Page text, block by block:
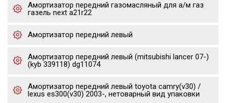
Амортизатор передний газомасляный для а/м газ
газель next a21r22
Амортизатор передний левый
Амортизатор передний левый (mitsubishi lancer 07-)
(kyb 339118) dg11074
Амортизатор передний левый toyota camry(v30) /
lexus es300(v30) 2003-, нетоварный вид упаковки